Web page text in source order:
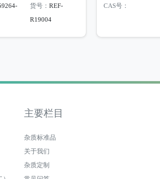
货号： REF-
R19004
CAS号：
主要栏目
杂质标准品
关于我们
杂质定制